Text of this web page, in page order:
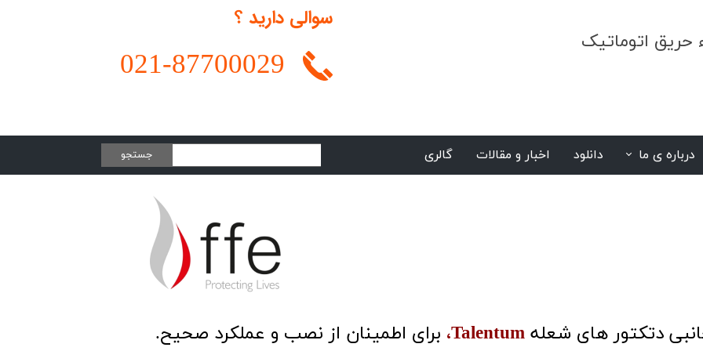
حریق اتوماتیک
سوالی دارید ؟
021-87700029
درباره ی ما دانلود اخبار و مقالات گالری جستجو
دتکتور های شعله Talentum، برای اطمینان از نصب و عملکرد صحیح.